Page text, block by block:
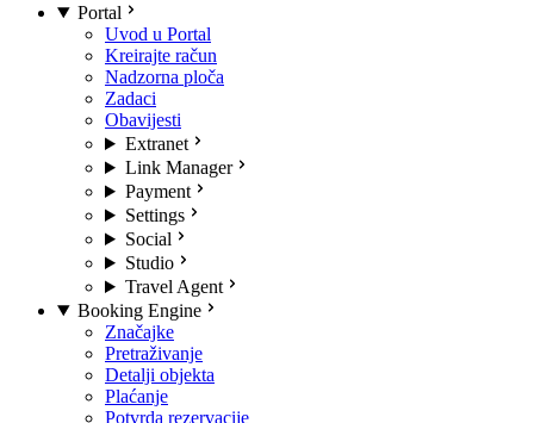
Portal
Uvod u Portal
Kreirajte račun
Nadzorna ploča
Zadaci
Obavijesti
Extranet
Link Manager
Payment
Settings
Social
Studio
Travel Agent
Booking Engine
Značajke
Pretraživanje
Detalji objekta
Plaćanje
Potvrda rezervacije